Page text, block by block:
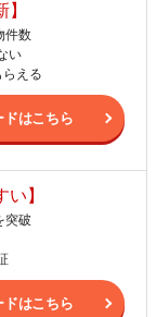
件数
い
らえる
ドはこちら
い】
突破
ドはこちら